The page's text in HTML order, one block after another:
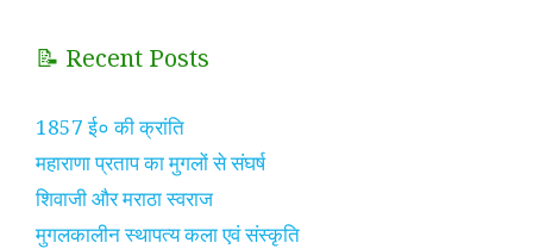
📝 Recent Posts
1857 ई० की क्रांति
महाराणा प्रताप का मुगलों से संघर्ष
शिवाजी और मराठा स्वराज
मुगलकालीन स्थापत्य कला एवं संस्कृति